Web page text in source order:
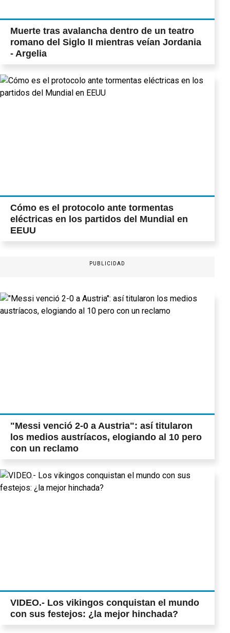
Muerte tras avalancha dentro de un teatro
romano del Siglo II mientras veían Jordania
- Argelia
Cómo es el protocolo ante tormentas
eléctricas en los partidos del Mundial en
EEUU
PUBLICIDAD
"Messi venció 2-0 a Austria": así titularon
los medios austríacos, elogiando al 10 pero
con un reclamo
VIDEO.- Los vikingos conquistan el mundo
con sus festejos: ¿la mejor hinchada?